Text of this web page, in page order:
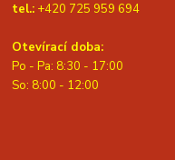
tel.: +420 725 959 694
Otevírací doba:
Po - Pa: 8:30 - 17:00
So: 8:00 - 12:00